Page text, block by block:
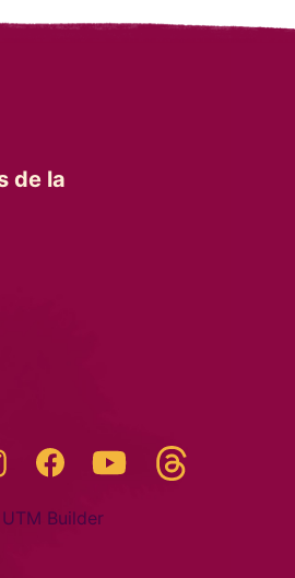
de la
InstagramFacebookYouTube
UTM Builder